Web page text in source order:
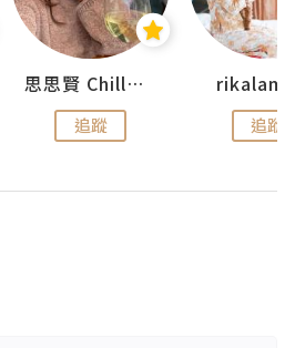
思思賢 ChillMyBabe
追蹤 追蹤